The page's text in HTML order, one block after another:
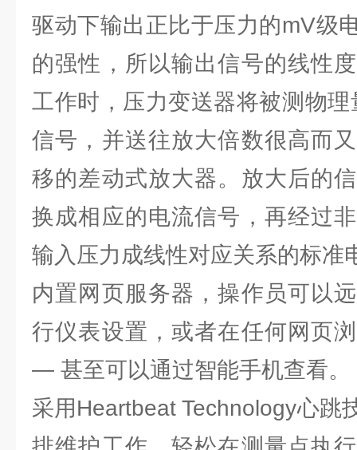
驱动下输出正比于压力的mV级
的强性，所以输出信号的线性
工作时，压力变送器将被测物
信号，并送往放大倍数很高而
移的差动式放大器。放大后的
换成相应的电流信号，再经过
输入压力成线性对应关系的标准
内置网页服务器，操作员可以
行仪表设置，或者在任何网页
— 甚至可以通过智能手机查看。
采用Heartbeat Technology心跳